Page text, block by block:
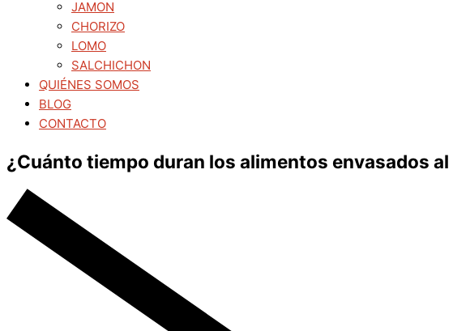
JAMON
CHORIZO
LOMO
SALCHICHON
QUIÉNES SOMOS
BLOG
CONTACTO
¿Cuánto tiempo duran los alimentos envasados al